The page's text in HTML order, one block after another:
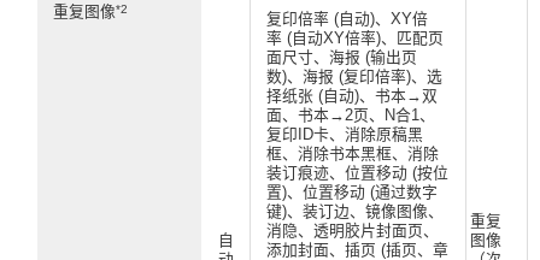
重复图像*2
自
复印倍率 (自动)、XY倍
率 (自动XY倍率)、匹配页
面尺寸、海报 (输出页
数)、海报 (复印倍率)、选
择纸张 (自动)、书本→双
面、书本→2页、N合1、
复印ID卡、消除原稿黑
框、消除书本黑框、消除
装订痕迹、位置移动 (按位
置)、位置移动 (通过数字
键)、装订边、镜像图像、
消隐、透明胶片封面页、
添加封面、插页 (插页、章
重复
图像